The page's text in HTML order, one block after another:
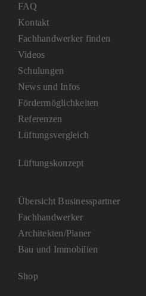
FAQ
Kontakt
Fachhandwerker finden
Videos
Schulungen
News und Infos
Fördermöglichkeiten
Referenzen
Lüftungsvergleich
Lüftungskonzept
Übersicht Businesspartner
Fachhandwerker
Architekten/Planer
Bau und Immobilien
Shop